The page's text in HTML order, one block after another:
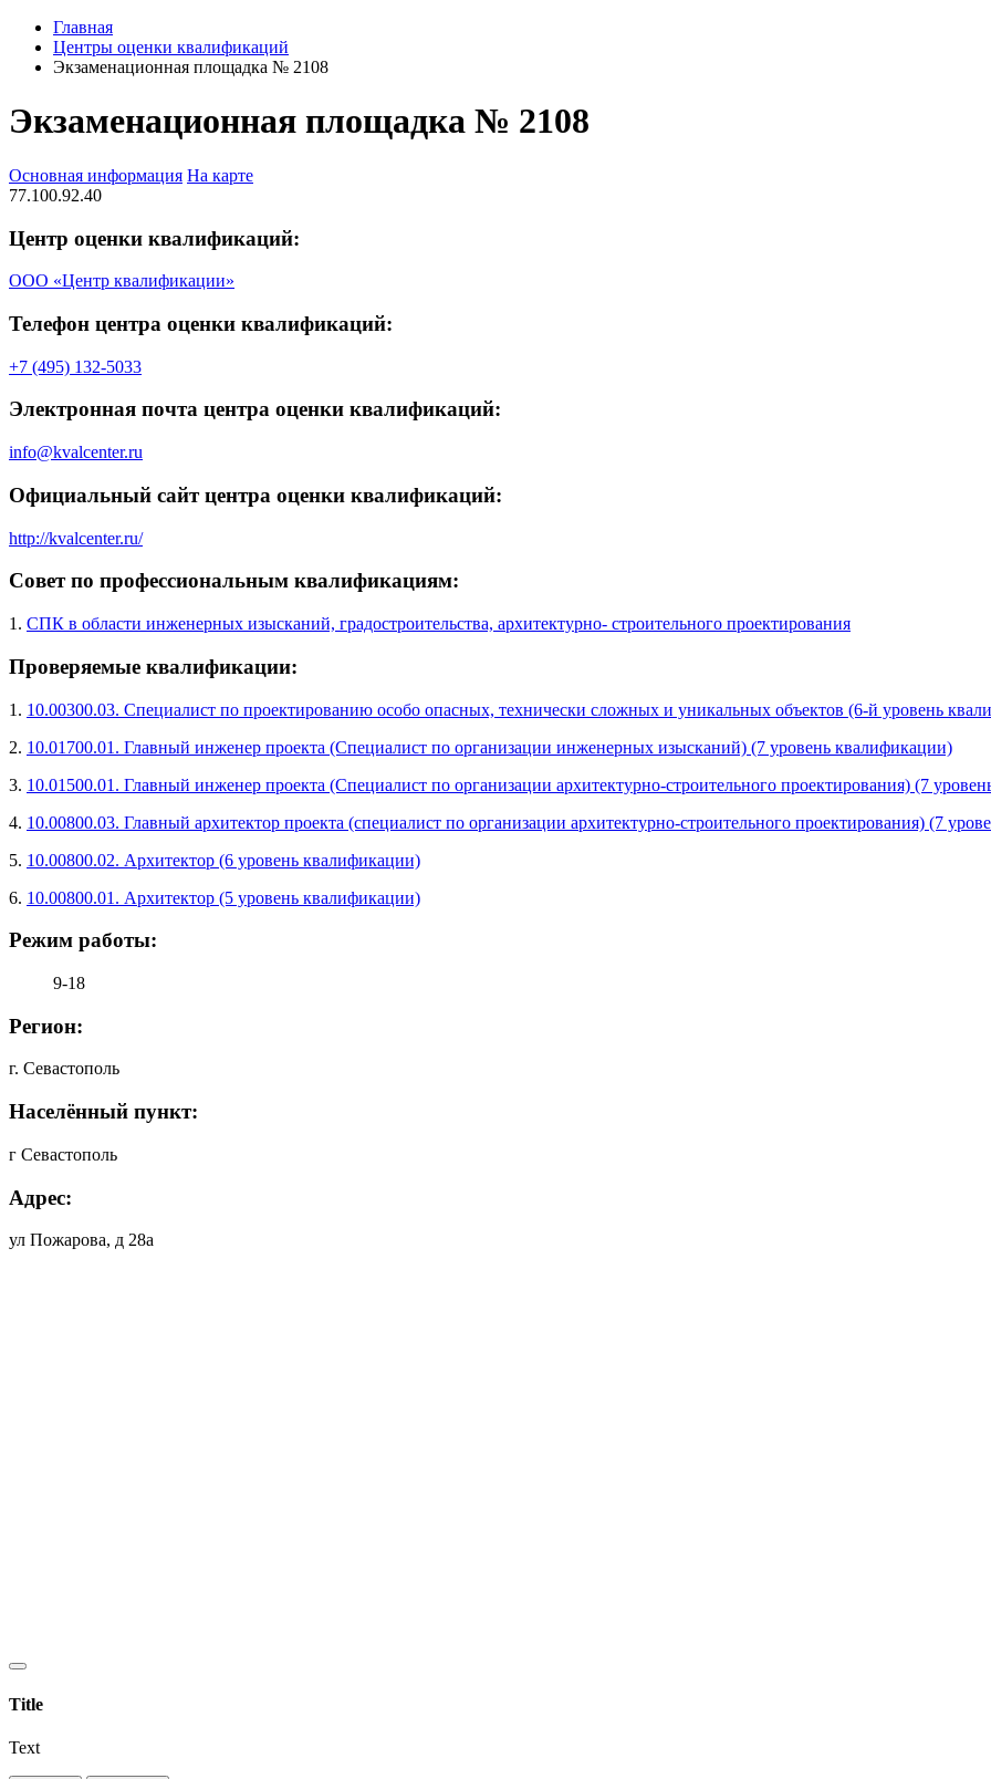
Главная
Центры оценки квалификаций
Экзаменационная площадка № 2108
Экзаменационная площадка № 2108
Основная информация На карте
77.100.92.40
Центр оценки квалификаций:
ООО «Центр квалификации»
Телефон центра оценки квалификаций:
+7 (495) 132-5033
Электронная почта центра оценки квалификаций:
info@kvalcenter.ru
Официальный сайт центра оценки квалификаций:
http://kvalcenter.ru/
Совет по профессиональным квалификациям:
1. СПК в области инженерных изысканий, градостроительства, архитектурно- строительного проектирования
Проверяемые квалификации:
1. 10.00300.03. Специалист по проектированию особо опасных, технически сложных и уникальных объектов (6-й уровень
2. 10.01700.01. Главный инженер проекта (Специалист по организации инженерных изысканий) (7 уровень квалификации)
3. 10.01500.01. Главный инженер проекта (Специалист по организации архитектурно-строительного проектирования) (7
4. 10.00800.03. Главный архитектор проекта (специалист по организации архитектурно-строительного проектирования) (7
5. 10.00800.02. Архитектор (6 уровень квалификации)
6. 10.00800.01. Архитектор (5 уровень квалификации)
Режим работы:
9-18
Регион:
г. Севастополь
Населённый пункт:
г Севастополь
Адрес:
ул Пожарова, д 28а
Title
Text